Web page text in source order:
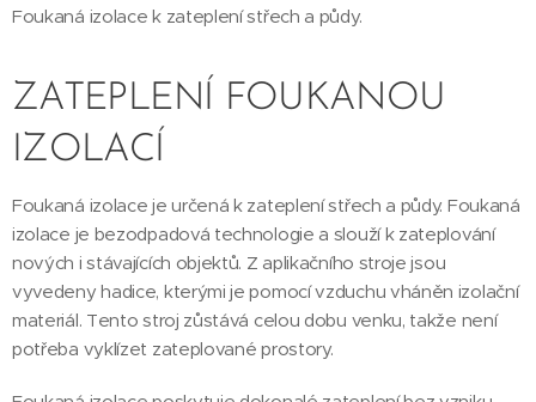
Foukaná izolace k zateplení střech a půdy.
ZATEPLENÍ FOUKANOU
IZOLACÍ
Foukaná izolace je určená k zateplení střech a půdy. Foukaná
izolace je bezodpadová technologie a slouží k zateplování
nových i stávajících objektů. Z aplikačního stroje jsou
vyvedeny hadice, kterými je pomocí vzduchu vháněn izolační
materiál. Tento stroj zůstává celou dobu venku, takže není
potřeba vyklízet zateplované prostory.